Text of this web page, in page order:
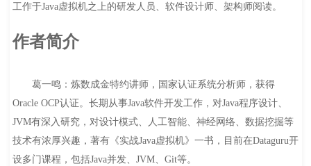
工作于Java虚拟机之上的研发人员、软件设计师、架构师阅读。
作者简介
葛一鸣：炼数成金特约讲师，国家认证系统分析师，获得
Oracle OCP认证。长期从事Java软件开发工作，对Java程序设计、
JVM有深入研究，对设计模式、人工智能、神经网络、数据挖掘等
技术有浓厚兴趣，著有《实战Java虚拟机》一书，目前在Dataguru开
设多门课程，包括Java并发、JVM、Git等。